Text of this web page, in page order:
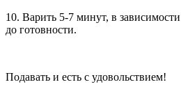
10. Варить 5-7 минут, в
до готовности.
Подавать и есть с удовольствием!